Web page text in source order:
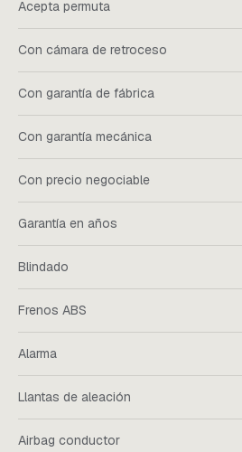
Acepta permuta
Con cámara de retroceso
Con garantía de fábrica
Con garantía mecánica
Con precio negociable
Garantía en años
Blindado
Frenos ABS
Alarma
Llantas de aleación
Airbag conductor